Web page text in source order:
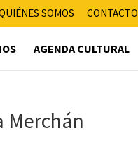
SOMOS CONTACTO
AGENDA CULTURAL
Merchán